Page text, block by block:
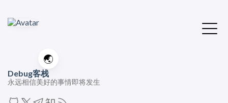
🌏
Debug客栈
永远相信美好的事情即将发生